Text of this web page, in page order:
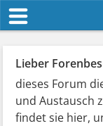
Lieber
dieses Forum
und Austausch
findet sie hier,